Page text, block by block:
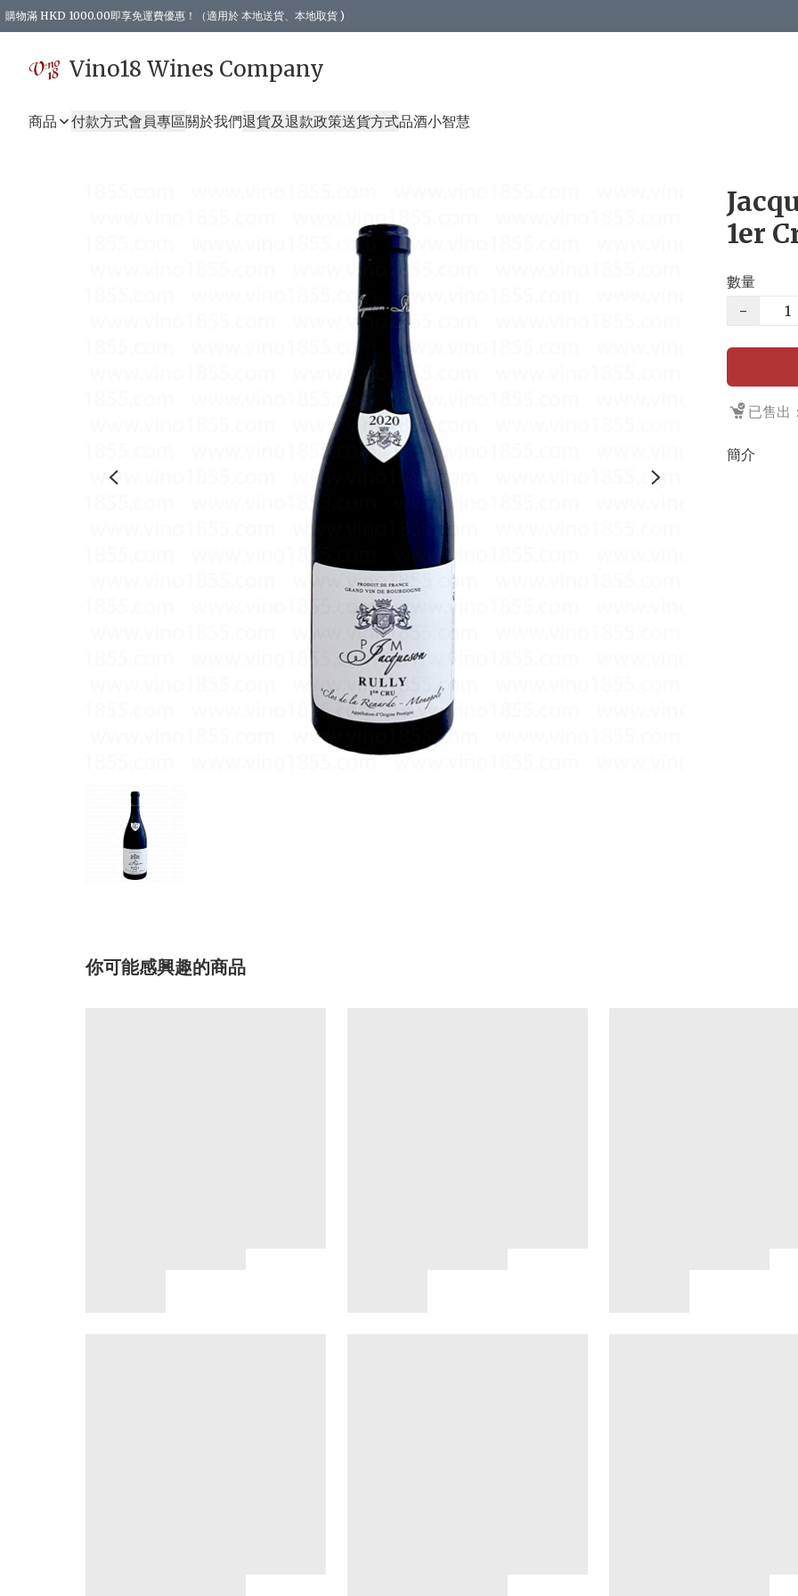
購物滿 HKD 1000.00即享免運費優惠！（適用於 本地送貨、本地取貨 )
Vino18 Wines Company
商品 付款方式會員專區關於我們退貨及退款政策送貨方式品酒小智慧
1er
數量
−
已售出
簡介
你可能感興趣的商品